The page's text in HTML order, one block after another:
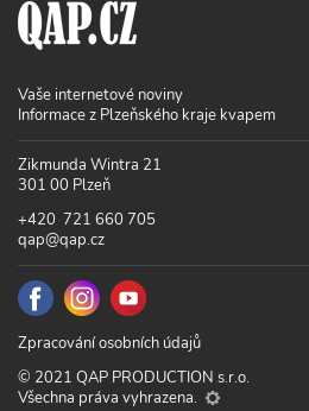
Vaše internetové noviny
Informace z Plzeňského kraje kvapem
Zikmunda Wintra 21
301 00 Plzeň
+420 721 660 705
qap@qap.cz
Zpracování osobních údajů
© 2021 QAP PRODUCTION s.r.o.
Všechna práva vyhrazena.